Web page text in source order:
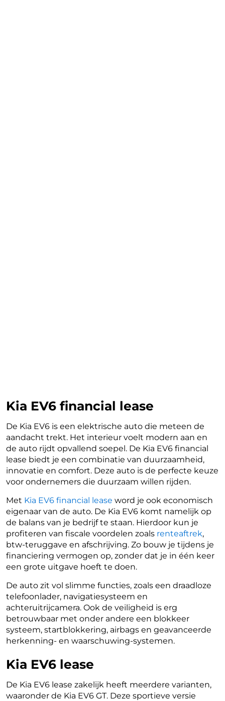
Kia EV6 financial lease
De Kia EV6 is een elektrische auto die meteen de
aandacht trekt. Het interieur voelt modern aan en
de auto rijdt opvallend soepel. De Kia EV6 financial
lease biedt je een combinatie van duurzaamheid,
innovatie en comfort. Deze auto is de perfecte keuze
voor ondernemers die duurzaam willen rijden.
Met Kia EV6 financial lease word je ook economisch
eigenaar van de auto. De Kia EV6 komt namelijk op
de balans van je bedrijf te staan. Hierdoor kun je
profiteren van fiscale voordelen zoals renteaftrek,
btw-teruggave en afschrijving. Zo bouw je tijdens je
financiering vermogen op, zonder dat je in één keer
een grote uitgave hoeft te doen.
De auto zit vol slimme functies, zoals een draadloze
telefoonlader, navigatiesysteem en
achteruitrijcamera. Ook de veiligheid is erg
betrouwbaar met onder andere een blokkeer
systeem, startblokkering, airbags en geavanceerde
herkenning- en waarschuwing-systemen.
Kia EV6 lease
De Kia EV6 lease zakelijk heeft meerdere varianten,
waaronder de Kia EV6 GT. Deze sportieve versie